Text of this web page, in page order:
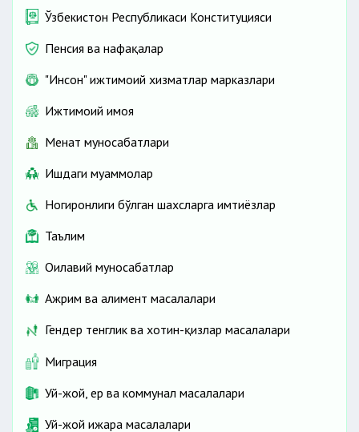
Ўзбекистон Республикаси Конституцияси
Пенсия ва нафақалар
"Инсон" ижтимоий хизматлар марказлари
Ижтимоий ҳимоя
Меҳнат муносабатлари
Ишдаги муаммолар
Ногиронлиги бўлган шахсларга имтиёзлар
Таълим
Оилавий муносабатлар
Ажрим ва алимент масалалари
Гендер тенглик ва хотин-қизлар масалалари
Миграция
Уй-жой, ер ва коммунал масалалари
Уй-жой ижара масалалари